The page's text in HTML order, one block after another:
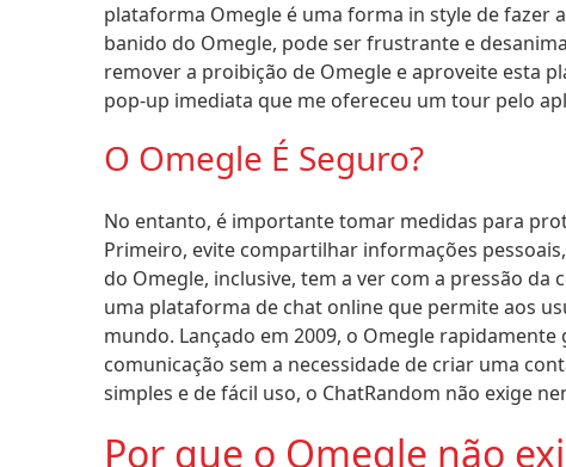
plataforma Omegle é ‌uma forma in style ⁤de fazer
banido do Omegle, pode ser frustrante e
remover a proibição de⁤ Omegle e aproveite esta
pop-up imediata que me ofereceu um tour pelo
O Omegle É Seguro?
No entanto, é importante tomar medidas para
Primeiro, evite compartilhar informações
do Omegle, inclusive, tem a ver com a pressão
uma plataforma de chat online que permite aos
mundo. Lançado em 2009, o Omegle
comunicação sem a necessidade de criar uma
simples e de fácil uso, o ChatRandom não exige
Por que o Omegle não